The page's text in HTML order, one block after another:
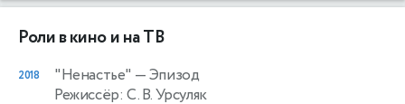
Роли в кино и на ТВ
2018 "Ненастье" — Эпизод
Режиссёр: С. В. Урсуляк